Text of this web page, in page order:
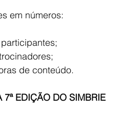
em números:
de conteúdo.
7ª EDIÇÃO DO SIMBRIE